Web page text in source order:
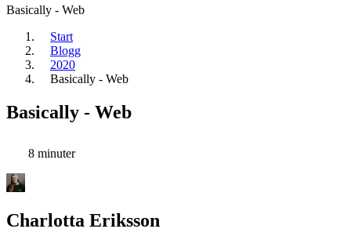
Basically - Web
Start
Blogg
2020
Basically - Web
Basically - Web
8 minuter
Charlotta Eriksson